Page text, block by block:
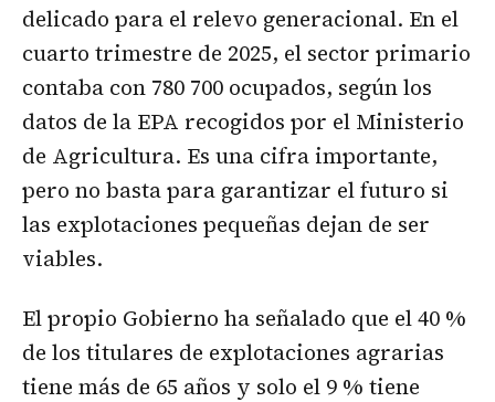
delicado para el relevo generacional. En el
cuarto trimestre de 2025, el sector primario
contaba con 780 700 ocupados, según los
datos de la EPA recogidos por el Ministerio
de Agricultura. Es una cifra importante,
pero no basta para garantizar el futuro si
las explotaciones pequeñas dejan de ser
viables.
El propio Gobierno ha señalado que el 40 %
de los titulares de explotaciones agrarias
tiene más de 65 años y solo el 9 % tiene